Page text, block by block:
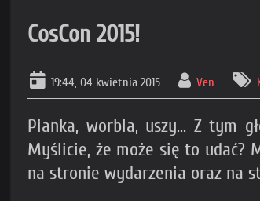
CosCon 2015!
19:44, 04 kwietnia 2015 Ven
Pianka, worbla, uszy... Z tym
Myślicie, że może się to udać?
na stronie wydarzenia oraz na